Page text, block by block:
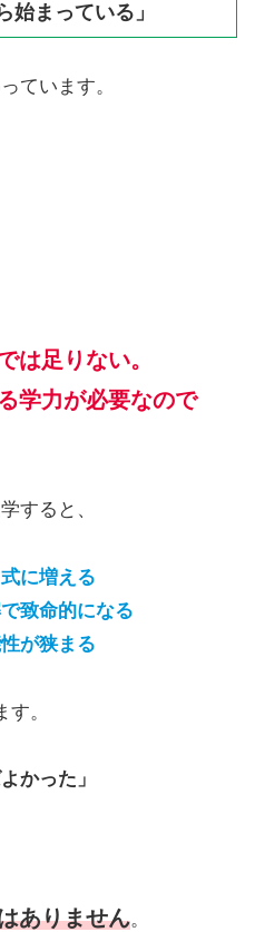
始まっている」
ています。
は足りない。
学力が必要なので
すると、
に増える
致命的になる
が狭まる
。
かった」
ありません。